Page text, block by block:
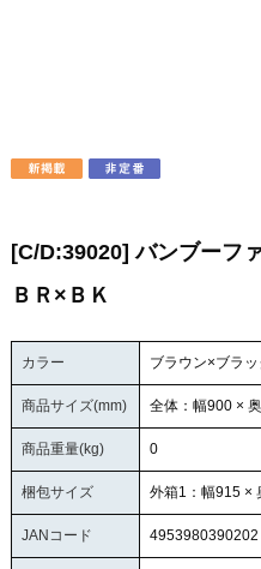
[C/D:39020] バンブーフ
ＢＲ×ＢＫ
カラー ブラウン×ブラッ
商品サイズ(mm) 全体：幅900 ×
商品重量(kg) 0
梱包サイズ 外箱1：幅915 ×
JANコード 4953980390202